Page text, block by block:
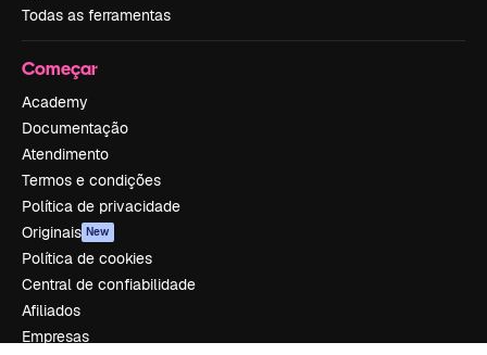
Todas as ferramentas
Começar
Academy
Documentação
Atendimento
Termos e condições
Política de privacidade
Originais New
Política de cookies
Central de confiabilidade
Afiliados
Empresas